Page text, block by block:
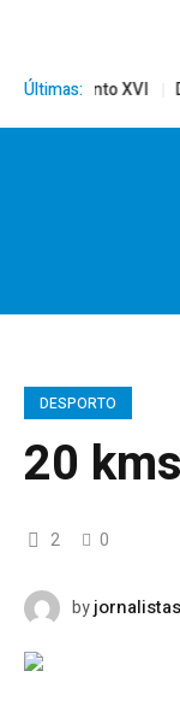
Últimas:
Bento XVI
DESPORTO
20
2 0
by